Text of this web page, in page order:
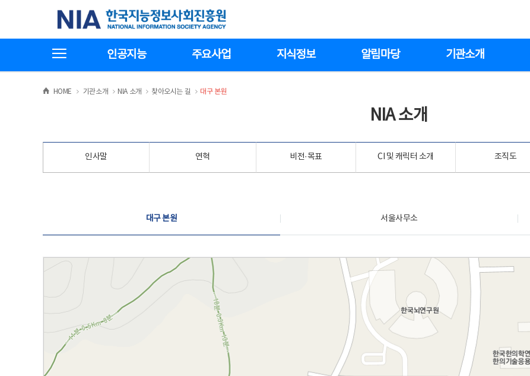
기
한국지능정보사회진흥원
인공지능 주요사업 지식정보 알림마당 기관소개
HOME >
기관소개 >NIA 소개 >
찾아오시는 길 >
대구 본원
NIA 소개
인사말 연혁 비전·목표 CI 및 캐릭터 소개 조직도
대구 본원 서울사무소